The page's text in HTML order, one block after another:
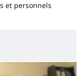
et personnels